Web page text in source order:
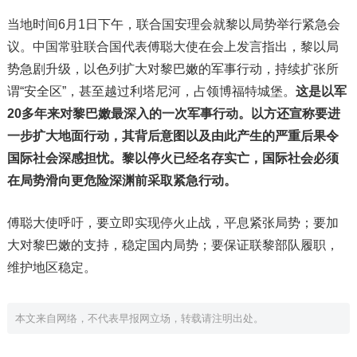
当地时间6月1日下午，联合国安理会就黎以局势举行紧急会
议。中国常驻联合国代表傅聪大使在会上发言指出，黎以局
势急剧升级，以色列扩大对黎巴嫩的军事行动，持续扩张所
谓“安全区”，甚至越过利塔尼河，占领博福特城堡。 这是以军
20多年来对黎巴嫩最深入的一次军事行动。以方还宣称要进
一步扩大地面行动，其背后意图以及由此产生的严重后果令
国际社会深感担忧。黎以停火已经名存实亡，国际社会必须
在局势滑向更危险深渊前采取紧急行动。
傅聪大使呼吁，要立即实现停火止战，平息紧张局势；要加
大对黎巴嫩的支持，稳定国内局势；要保证联黎部队履职，
维护地区稳定。
本文来自网络，不代表早报网立场，转载请注明出处。